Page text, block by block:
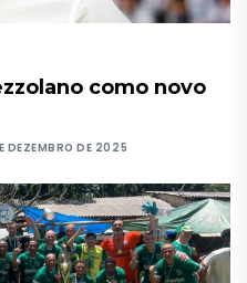
como novo
DEZEMBRO DE 2025